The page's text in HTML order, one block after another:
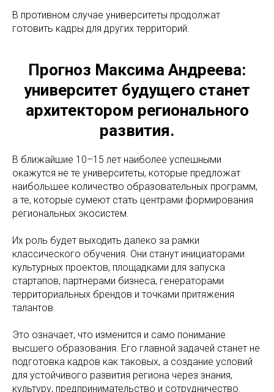
В противном случае университеты продолжат
готовить кадры для других территорий.
Прогноз Максима Андреева:
университет будущего станет
архитектором регионального
развития.
В ближайшие 10–15 лет наиболее успешными
окажутся не те университеты, которые предложат
наибольшее количество образовательных программ,
а те, которые сумеют стать центрами формирования
региональных экосистем.
Их роль будет выходить далеко за рамки
классического обучения. Они станут инициаторами
культурных проектов, площадками для запуска
стартапов, партнерами бизнеса, генераторами
территориальных брендов и точками притяжения
талантов.
Это означает, что изменится и само понимание
высшего образования. Его главной задачей станет не
подготовка кадров как таковых, а создание условий
для устойчивого развития региона через знания,
культуру, предпринимательство и сотрудничество.